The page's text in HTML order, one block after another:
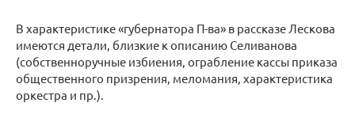
В характеристике «губернатора П-ва» в рассказе Лескова
имеются детали, близкие к описанию Селиванова
(собственноручные избиения, ограбление кассы приказа
общественного призрения, меломания, характеристика
оркестра и пр.).